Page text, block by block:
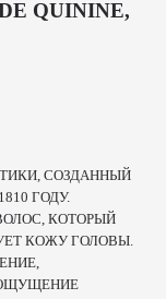
QUININE,
СОЗДАННЫЙ
ГОДУ.
КОТОРЫЙ
КОЖУ ГОЛОВЫ.